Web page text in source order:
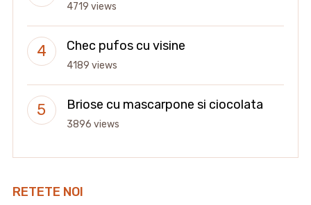
4719 views
Chec pufos cu visine
4189 views
Briose cu mascarpone si ciocolata
3896 views
RETETE NOI